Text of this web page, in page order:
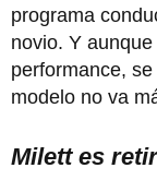
programa
novio. Y
performance,
modelo no va
Milett es